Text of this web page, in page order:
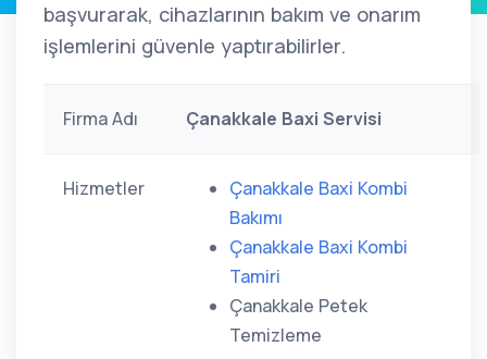
başvurarak, cihazlarının bakım ve onarım
işlemlerini güvenle yaptırabilirler.
Firma Adı Çanakkale Baxi Servisi
Hizmetler
Çanakkale Baxi Kombi
Bakımı
Çanakkale Baxi Kombi
Tamiri
Çanakkale Petek
Temizleme